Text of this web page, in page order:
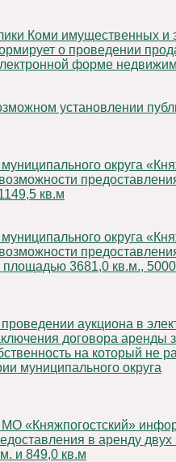
о проведении
форме
кв.м
площадью 3681,0 кв.м.,
договора аренды
на который не
муниципального округа
в аренду
и 849,0 кв.м